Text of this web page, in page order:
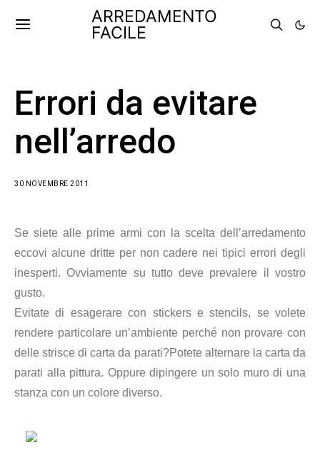
ARREDAMENTO
FACILE
Errori da evitare
nell’arredo
30 NOVEMBRE 2011
Se siete alle prime armi con la scelta dell’arredamento
eccovi alcune dritte per non cadere nei tipici errori degli
inesperti. Ovviamente su tutto deve prevalere il vostro
gusto.
Evitate di esagerare con stickers estencils, se volete
rendere particolare un’ambiente perché non provare con
delle strisce di carta da parati?Potete alternare la carta da
parati alla pittura. Oppure dipingere un solo muro di una
stanza con un colore diverso.